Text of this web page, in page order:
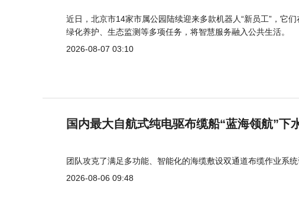
近日，北京市14家市属公园陆续迎来多款机器人“新员工”，它
绿化养护、生态监测等多项任务，将智慧服务融入公共生活。
2026-08-07 03:10
国内最大自航式纯电驱布缆船“蓝海领航”下
团队攻克了满足多功能、智能化的海缆敷设双通道布缆作业系
2026-08-06 09:48